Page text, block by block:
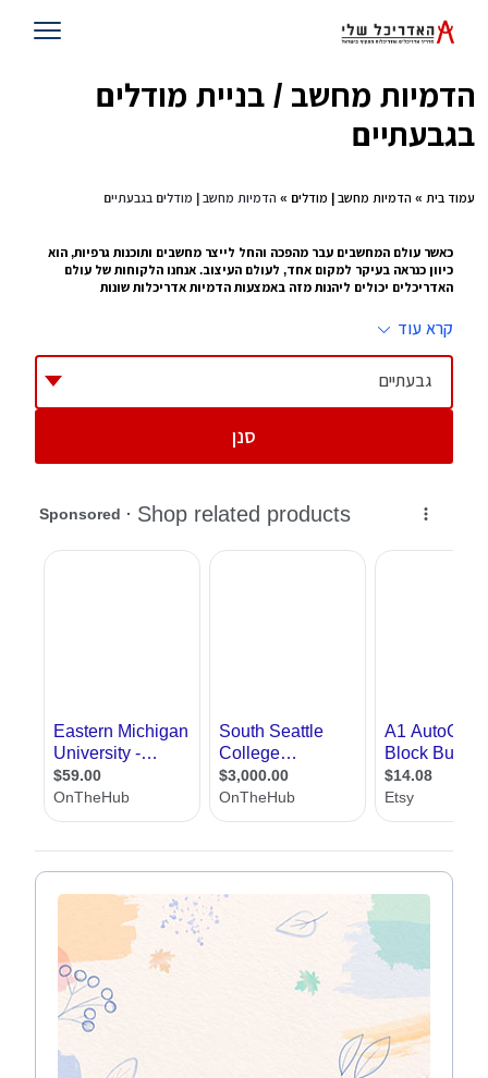
הדמיות מחשב / בניית מודלים
בגבעתיים
עמוד בית » הדמיות מחשב | מודלים » הדמיות מחשב | מודלים בגבעתיים
כאשר עולם המחשבים עבר מהפכה והחל לייצר מחשבים ותוכנות גרפיות, הוא
כיוון כנראה בעיקר למקום אחד, לעולם העיצוב. אנחנו הלקוחות של עולם
האדריכלים יכולים ליהנות מזה באמצעות הדמיות אדריכלות שונות
על מנת להסביר מה הדמיות אדריכלות, צריך קודם ללכת אחורה ולהסביר איך פעם
ייצרו מודלים של בתים ובניינים חדשים. זה היה באמצעות קרטונים וקלקרים. כל שינוי
קטן אילץ את המעצבים לבנות מחדש את המודל. זה לקח זמן, ייקר עלויות, ולא ממש
סיפק את הסחורה כיום באמצעות הדמיות אדריכלות במחשב, יכולים
מעצבי פניםוכן
אדריכלים, לבנות מודל באמצעות תוכנות שונות, התהליך לוקח שעות אך בסופו ניתן
לראות כל קומה וקומה וגם את הסביבה של הבניין. זה מקל על האדריכלים לבנות וזה
אנחנו באתר אדריכל שלי, מקדמים את הקידמה בברכה ומזמינים אתכם להצטרף
ואדריכלים, הכל ללא עלות וללא התחייבות
קרא עוד
גבעתיים
סנן